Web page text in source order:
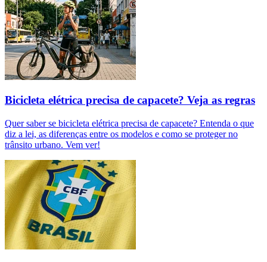
Bicicleta elétrica precisa de capacete? Veja as regras
Quer saber se bicicleta elétrica precisa de capacete? Entenda o que
diz a lei, as diferenças entre os modelos e como se proteger no
trânsito urbano. Vem ver!